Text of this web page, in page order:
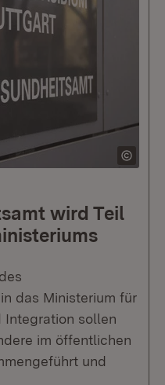
wird Teil
das Ministerium für
Integration sollen
im öffentlichen
und